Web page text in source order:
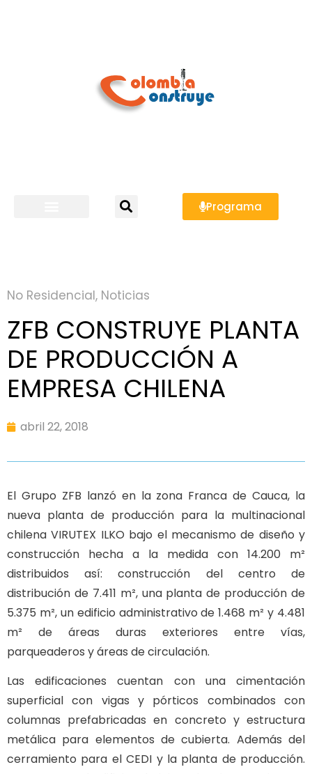
Programa
No Residencial, Noticias
ZFB CONSTRUYE PLANTA
DE PRODUCCIÓN A
EMPRESA CHILENA
abril 22, 2018
El Grupo ZFB lanzó en la zona Franca de Cauca, la
nueva planta de producción para la multinacional
chilena VIRUTEX ILKO bajo el mecanismo de diseño y
construcción hecha a la medida con 14.200 m²
distribuidos así: construcción del centro de
distribución de 7.411 m², una planta de producción de
5.375 m², un edificio administrativo de 1.468 m² y 4.481
m² de áreas duras exteriores entre vías,
parqueaderos y áreas de circulación.
Las edificaciones cuentan con una cimentación
superficial con vigas y pórticos combinados con
columnas prefabricadas en concreto y estructura
metálica para elementos de cubierta. Además del
cerramiento para el CEDI y la planta de producción.